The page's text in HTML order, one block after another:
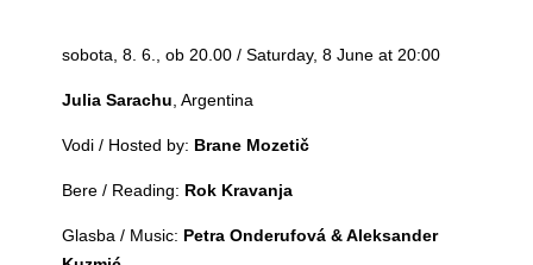
sobota, 8. 6., ob 20.00 / Saturday, 8 June at 20:00
Julia Sarachu , Argentina
Vodi / Hosted by: Brane Mozetič
Bere / Reading: Rok Kravanja
Glasba / Music: Petra Onderufová & Aleksander